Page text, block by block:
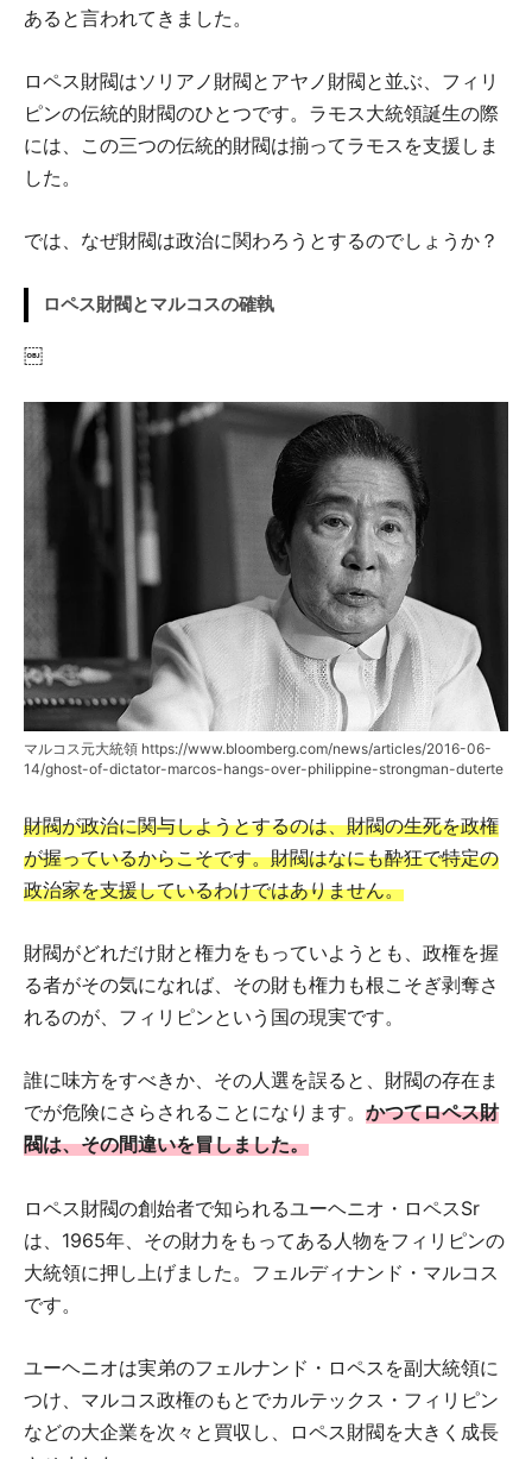
あると言われてきました。
ロペス財閥はソリアノ財閥とアヤノ財閥と並ぶ、フィリ
ピンの伝統的財閥のひとつです。ラモス大統領誕生の際
には、この三つの伝統的財閥は揃ってラモスを支援しま
した。
では、なぜ財閥は政治に関わろうとするのでしょうか？
ロペス財閥とマルコスの確執
￼
マルコス元大統領 https://www.bloomberg.com/news/articles/2016-06-
14/ghost-of-dictator-marcos-hangs-over-philippine-strongman-duterte
財閥が政治に関与しようとするのは、財閥の生死を政権
が握っているからこそです。財閥はなにも酔狂で特定の
政治家を支援しているわけではありません。
財閥がどれだけ財と権力をもっていようとも、政権を握
る者がその気になれば、その財も権力も根こそぎ剥奪さ
れるのが、フィリピンという国の現実です。
誰に味方をすべきか、その人選を誤ると、財閥の存在ま
でが危険にさらされることになります。 かつてロペス財
閥は、その間違いを冒しました。
ロペス財閥の創始者で知られるユーヘニオ・ロペスSr
は、1965年、その財力をもってある人物をフィリピンの
大統領に押し上げました。フェルディナンド・マルコス
です。
ユーヘニオは実弟のフェルナンド・ロペスを副大統領に
つけ、マルコス政権のもとでカルテックス・フィリピン
などの大企業を次々と買収し、ロペス財閥を大きく成長